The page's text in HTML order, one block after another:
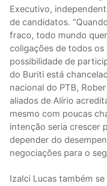
Executivo,
de candidatos.
fraco, todo mundo
coligações de todos os
possibilidade de
do Buriti está
nacional do PTB,
aliados de Alírio
mesmo com poucas
intenção seria crescer
depender do
negociações para o
Izalci Lucas também